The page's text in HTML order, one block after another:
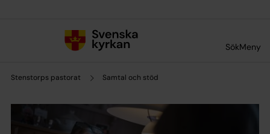
SökMeny
Stenstorps pastorat Samtal och stöd